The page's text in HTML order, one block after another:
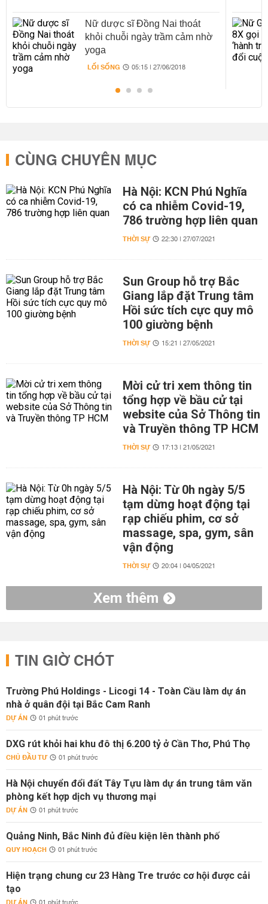
Nữ dược sĩ Đồng Nai thoát
khỏi chuỗi ngày trầm cảm nhờ
yoga
LỐI SỐNG 05:15 | 27/06/2018
CÙNG CHUYÊN MỤC
Hà Nội: KCN Phú Nghĩa
có ca nhiễm Covid-19,
786 trường hợp liên quan
THỜI SỰ 22:30 | 27/07/2021
Sun Group hỗ trợ Bắc
Giang lắp đặt Trung tâm
Hồi sức tích cực quy mô
100 giường bệnh
THỜI SỰ 15:21 | 27/05/2021
Mời cử tri xem thông tin
tổng hợp về bầu cử tại
website của Sở Thông tin
và Truyền thông TP HCM
THỜI SỰ 17:13 | 21/05/2021
Hà Nội: Từ 0h ngày 5/5
tạm dừng hoạt động tại
rạp chiếu phim, cơ sở
massage, spa, gym, sân
vận động
THỜI SỰ 20:04 | 04/05/2021
Xem thêm
TIN GIỜ CHÓT
Trường Phú Holdings - Licogi 14 - Toàn Cầu làm dự án
nhà ở quân đội tại Bắc Cam Ranh
DỰ ÁN 01 phút trước
DXG rút khỏi hai khu đô thị 6.200 tỷ ở Cần Thơ, Phú Thọ
CHỦ ĐẦU TƯ 01 phút trước
Hà Nội chuyển đổi đất Tây Tựu làm dự án trung tâm văn
phòng kết hợp dịch vụ thương mại
DỰ ÁN 01 phút trước
Quảng Ninh, Bắc Ninh đủ điều kiện lên thành phố
QUY HOẠCH 01 phút trước
Hiện trạng chung cư 23 Hàng Tre trước cơ hội được cải
tạo